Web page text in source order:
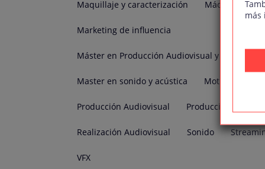
Maquillaje y caracterización Máquinas de
Marketing de influencia
Máster en Producción Audiovisual y
Master en sonido y acústica Motion Graphics
Producción Audiovisual Producción Musical
Realización Audiovisual Sonido
VFX
más